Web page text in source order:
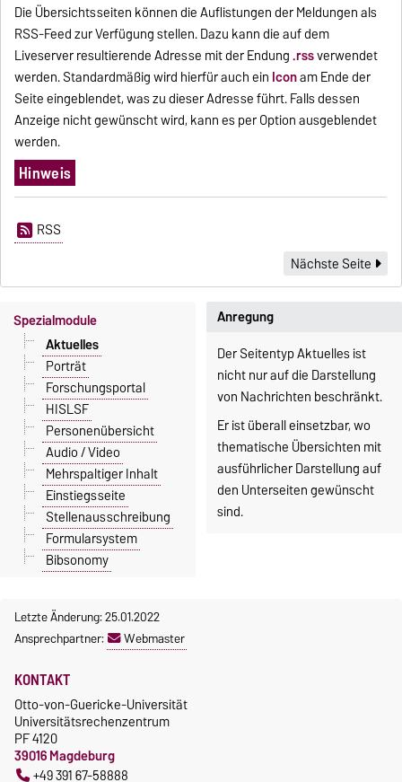
Die Übersichtsseiten können die Auflistungen der Meldungen als
RSS-Feed zur Verfügung stellen. Dazu kann die auf dem
Liveserver resultierende Adresse mit der Endung.rssverwendet
werden. Standardmäßig wird hierfür auch ein Iconam Ende der
Seite eingeblendet, was zu dieser Adresse führt. Falls dessen
Anzeige nicht gewünscht wird, kann es per Option ausgeblendet
werden.
Hinweis
RSS
Nächste Seite
Anregung
Der Seitentyp Aktuelles ist
nicht nur auf die Darstellung
von Nachrichten beschränkt.
Er ist überall einsetzbar, wo
thematische Übersichten mit
ausführlicher Darstellung auf
den Unterseiten gewünscht
sind.
Spezialmodule
Aktuelles
Porträt
Forschungsportal
HISLSF
Personenübersicht
Audio / Video
Mehrspaltiger Inhalt
Einstiegsseite
Stellenausschreibung
Formularsystem
Bibsonomy
Letzte Änderung: 25.01.2022
Ansprechpartner:
Webmaster
KONTAKT
Otto-von-Guericke-Universität
Universitätsrechenzentrum
PF 4120
39016 Magdeburg
+49 391 67-58888